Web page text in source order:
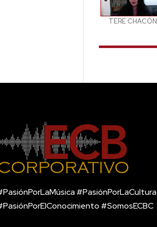
TERE CHACÓN
#PasiónPorLaCultura
#SomosECBC